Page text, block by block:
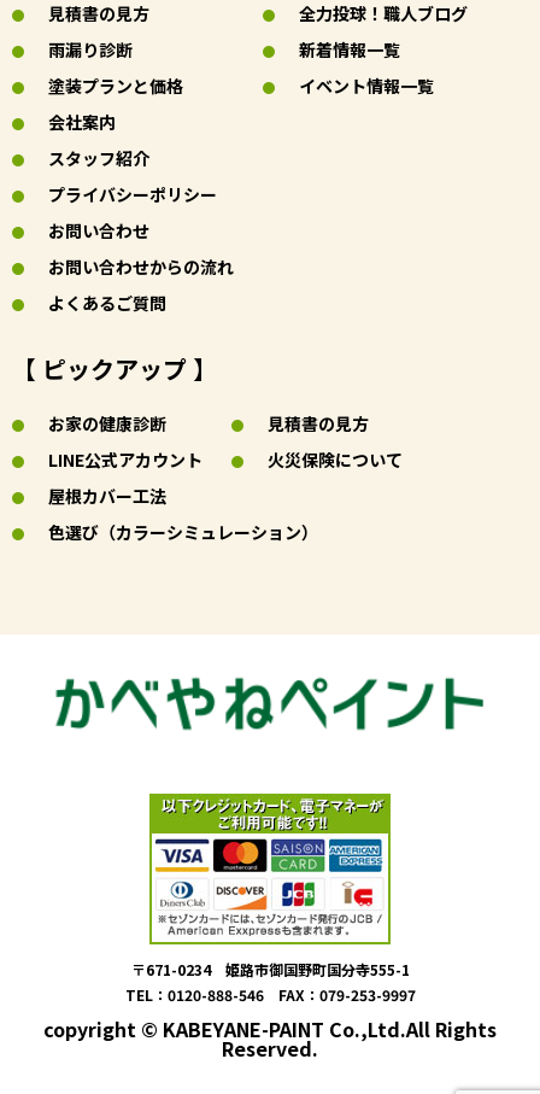
見積書の見方
雨漏り診断
塗装プランと価格
全力投球！職人ブログ
新着情報一覧
イベント情報一覧
会社案内
スタッフ紹介
プライバシーポリシー
お問い合わせ
お問い合わせからの流れ
よくあるご質問
【 ピックアップ 】
お家の健康診断
LINE公式アカウント
屋根カバー工法
見積書の見方
火災保険について
色選び（カラーシミュレーション）
〒671-0234 姫路市御国野町国分寺555-1
TEL：0120-888-546 FAX：079-253-9997
copyright © KABEYANE-PAINT Co.,Ltd.All Rights
Reserved.